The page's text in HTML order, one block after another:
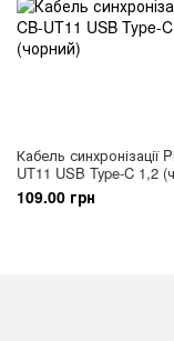
Кабель синхронізації
UT11 USB Type-C 1,2
109.00 грн